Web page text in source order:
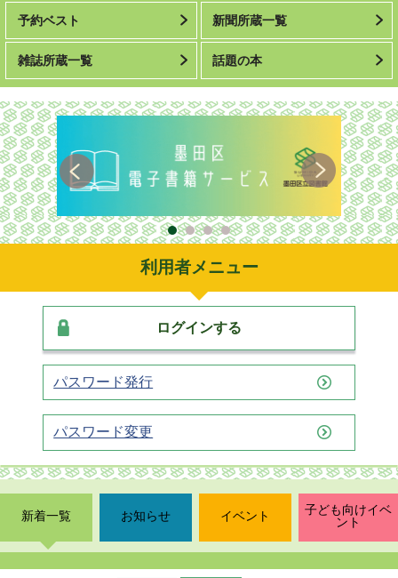
予約ベスト 新聞所蔵一覧
雑誌所蔵一覧 話題の本
利用者メニュー
ログインする
パスワード発行
パスワード変更
新着一覧 お知らせ イベント
子ども向けイベ
ント